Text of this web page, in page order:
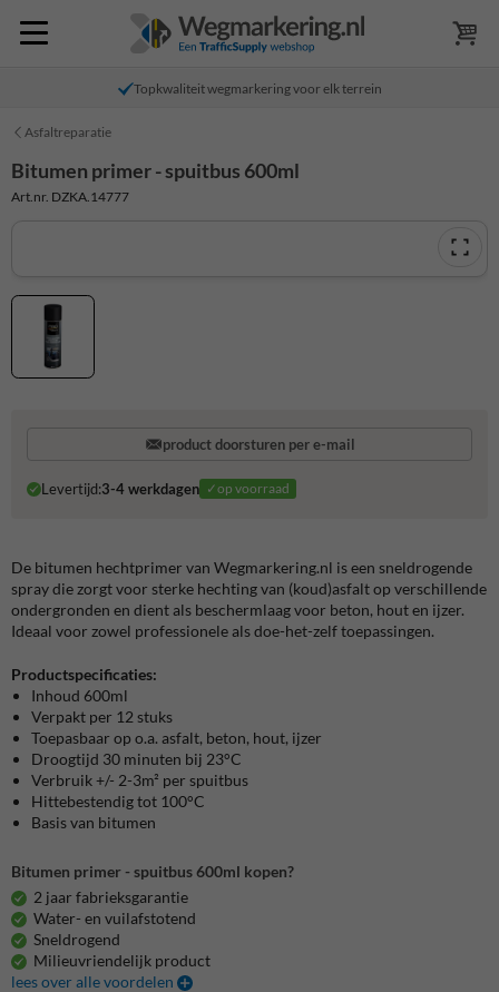
Topkwaliteit wegmarkering voor elk terrein
Asfaltreparatie
Bitumen primer - spuitbus 600ml
Art.nr. DZKA.14777
product doorsturen per e-mail
Levertijd:3-4 werkdagen ✓op voorraad
De bitumen hechtprimer van Wegmarkering.nl is een sneldrogende
spray die zorgt voor sterke hechting van (koud)asfalt op verschillende
ondergronden en dient als beschermlaag voor beton, hout en ijzer.
Ideaal voor zowel professionele als doe-het-zelf toepassingen.
Productspecificaties:
Inhoud 600ml
Verpakt per 12 stuks
Toepasbaar op o.a. asfalt, beton, hout, ijzer
Droogtijd 30 minuten bij 23°C
Verbruik +/- 2-3m² per spuitbus
Hittebestendig tot 100°C
Basis van bitumen
Bitumen primer - spuitbus 600ml kopen?
2 jaar fabrieksgarantie
Water- en vuilafstotend
Sneldrogend
Milieuvriendelijk product
lees over alle voordelen